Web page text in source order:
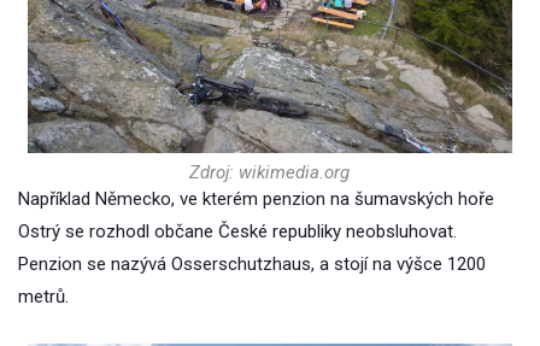
Zdroj: wikimedia.org
Například Německo, ve kterém penzion na šumavských hoře
Ostrý se rozhodl občane České republiky neobsluhovat.
Penzion se nazývá Osserschutzhaus, a stojí na výšce 1200
metrů.